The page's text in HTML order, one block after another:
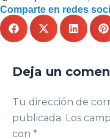
Comparte en redes
Deja un
Tu dirección de
publicada. Los
con *